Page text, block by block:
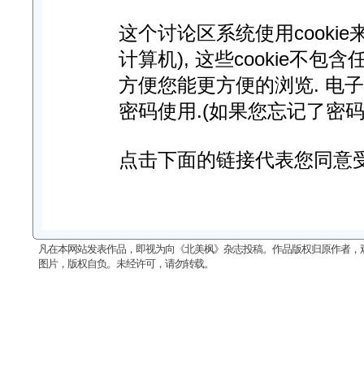
这个讨论区系统使用cookie
计算机), 这些cookie不包含
方便您能更方便的浏览. 电
密码使用.(如果您忘记了密
点击下面的链接代表您同意
凡在本网站发表作品，即视为向《北美枫》杂志投稿。作品版权归原作者
图片，版权自负。未经许可，请勿转载。